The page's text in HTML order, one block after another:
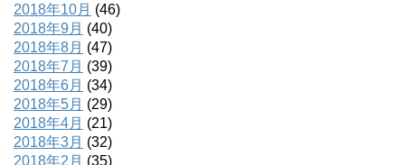
2018年10月 (46)
2018年9月 (40)
2018年8月 (47)
2018年7月 (39)
2018年6月 (34)
2018年5月 (29)
2018年4月 (21)
2018年3月 (32)
2018年2月 (35)